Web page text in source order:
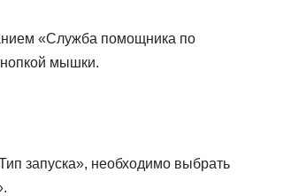
«Служба помощника по
мышки.
запуска», необходимо выбрать